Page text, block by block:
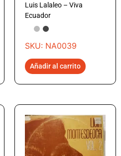
Luis Lalaleo – Viva
Ecuador
SKU: NA0039
Añadir al carrito